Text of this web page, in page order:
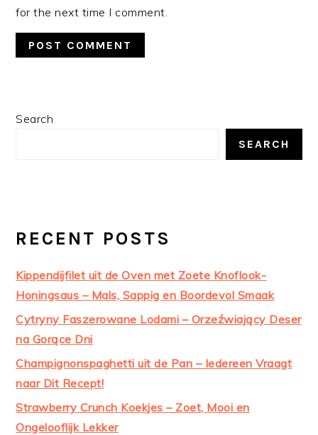
for the next time I comment.
PRIMARY
Search
SEARCH
RECENT POSTS
Kippendijfilet uit de Oven met Zoete Knoflook-
Honingsaus – Mals, Sappig en Boordevol Smaak
Cytryny Faszerowane Lodami – Orzeźwiający Deser
na Gorące Dni
Champignonspaghetti uit de Pan – Iedereen Vraagt
naar Dit Recept!
Strawberry Crunch Koekjes – Zoet, Mooi en
Ongelooflijk Lekker